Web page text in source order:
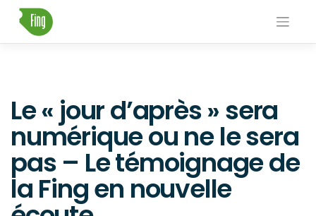
content
Le « jour d’après » sera
numérique ou ne le sera
pas – Le témoignage de
la Fing en nouvelle